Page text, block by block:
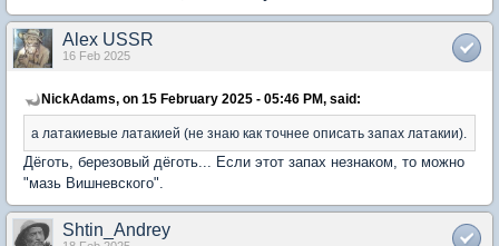
Alex USSR
16 Feb 2025
NickAdams, on 15 February 2025 - 05:46 PM, said:
а латакиевые латакией (не знаю как точнее описать запах латакии).
Дёготь, березовый дёготь... Если этот запах незнаком, то можно
"мазь Вишневского".
Shtin_Andrey